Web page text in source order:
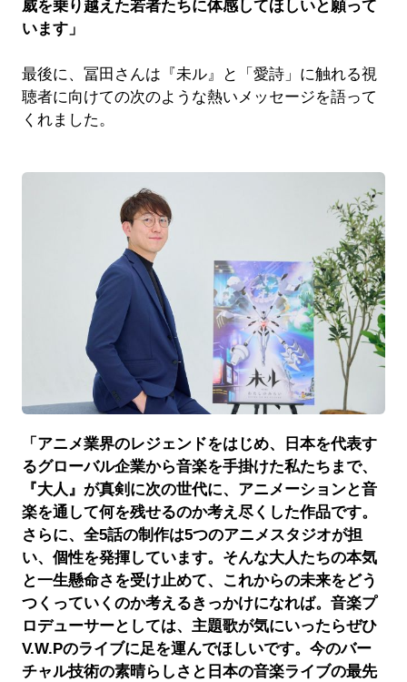
威を乗り越えた若者たちに体感してほしいと願って
います」
最後に、冨田さんは『未ル』と「愛詩」に触れる視
聴者に向けての次のような熱いメッセージを語って
くれました。
「アニメ業界のレジェンドをはじめ、日本を代表す
るグローバル企業から音楽を手掛けた私たちまで、
『大人』が真剣に次の世代に、アニメーションと音
楽を通して何を残せるのか考え尽くした作品です。
さらに、全5話の制作は5つのアニメスタジオが担
い、個性を発揮しています。そんな大人たちの本気
と一生懸命さを受け止めて、これからの未来をどう
つくっていくのか考えるきっかけになれば。音楽プ
ロデューサーとしては、主題歌が気にいったらぜひ
V.W.Pのライブに足を運んでほしいです。今のバー
チャル技術の素晴らしさと日本の音楽ライブの最先